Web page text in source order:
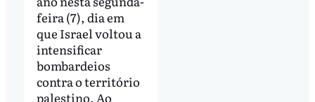
feira (7), dia em
que Israel voltou a
intensificar
bombardeios
contra o território
palestino. Ao